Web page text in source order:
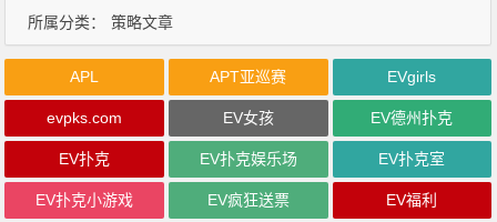
所属分类： 策略文章
APL APT亚巡赛 EVgirls
evpks.com EV女孩 EV德州扑克
EV扑克 EV扑克娱乐场 EV扑克室
EV扑克小游戏 EV疯狂送票 EV福利